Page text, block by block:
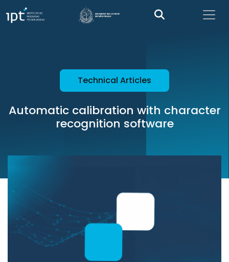
Technical Articles
Automatic calibration with character
recognition software